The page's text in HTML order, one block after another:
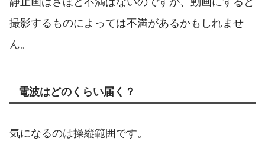
撮影するものによっては不満があるかもしれませ
ん。
電波はどのくらい届く？
気になるのは操縦範囲です。